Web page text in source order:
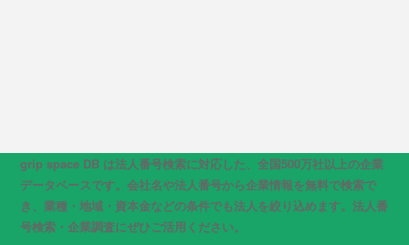
grip space DB は法人番号検索に対応した、全国500万社以上の企業
データベースです。会社名や法人番号から企業情報を無料で検索で
き、業種・地域・資本金などの条件でも法人を絞り込めます。法人番
号検索・企業調査にぜひご活用ください。